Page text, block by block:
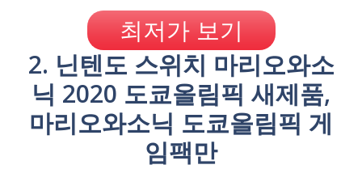
최저가 보기
2. 닌텐도 스위치 마리오와소
닉 2020 도쿄올림픽 새제품,
마리오와소닉 도쿄올림픽 게
임팩만